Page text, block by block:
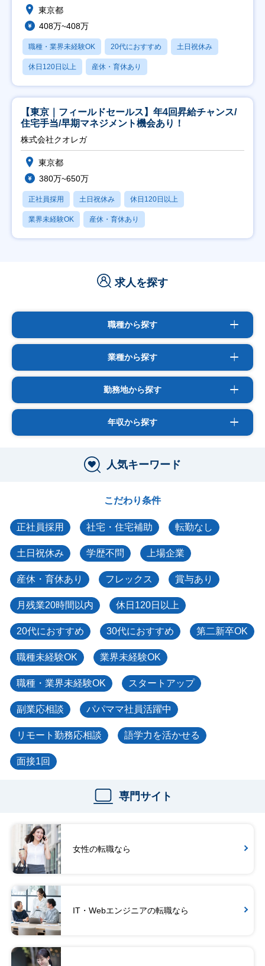
東京都
408万~408万
職種・業界未経験OK 20代におすすめ 土日祝休み
休日120日以上 産休・育休あり
【東京｜フィールドセールス】年4回昇給チャンス/
住宅手当/早期マネジメント機会あり！
株式会社クオレガ
東京都
380万~650万
正社員採用 土日祝休み 休日120日以上
業界未経験OK 産休・育休あり
求人を探す
職種から探す
業種から探す
勤務地から探す
年収から探す
人気キーワード
こだわり条件
正社員採用 社宅・住宅補助 転勤なし
土日祝休み 学歴不問 上場企業
産休・育休あり フレックス 賞与あり
月残業20時間以内 休日120日以上
20代におすすめ 30代におすすめ 第二新卒OK
職種未経験OK 業界未経験OK
職種・業界未経験OK スタートアップ
副業応相談 パパママ社員活躍中
リモート勤務応相談 語学力を活かせる
面接1回
専門サイト
女性の転職なら
IT・Webエンジニアの転職なら